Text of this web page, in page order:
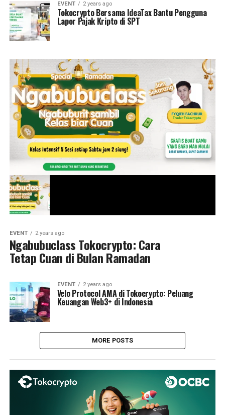
EVENT 2 years ago
Tokocrypto Bersama IdeaTax Bantu Pengguna
Lapor Pajak Kripto di SPT
EVENT 2 years ago
Ngabubuclass Tokocrypto: Cara
Tetap Cuan di Bulan Ramadan
EVENT 2 years ago
Velo Protocol AMA di Tokocrypto: Peluang
Keuangan Web3+ di Indonesia
MORE POSTS